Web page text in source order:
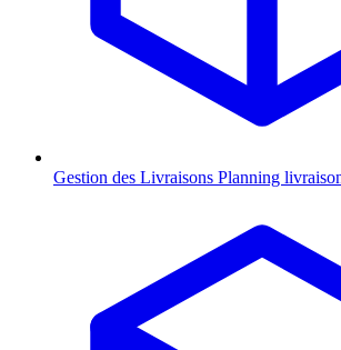
Gestion des Livraisons Planning